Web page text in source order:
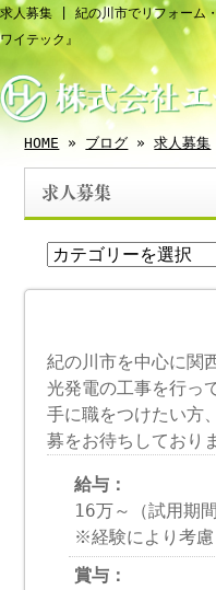
求人募集 | 紀の川市でリフォーム
ワイテック』
HOME » ブログ »求人募集
求人募集
紀の川市を中心に関
光発電の工事を行っ
手に職をつけたい方
募をお待ちしており
給与：
16万～（試用期
※経験により考慮
賞与：